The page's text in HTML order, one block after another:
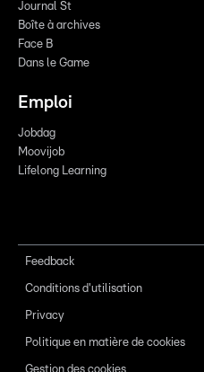
Journal St
Boîte à archives
Face B
Dans le Game
Emploi
Jobdag
Moovijob
Lifelong Learning
Feedback
Conditions d'utilisation
Privacy
Politique en matière de cookies